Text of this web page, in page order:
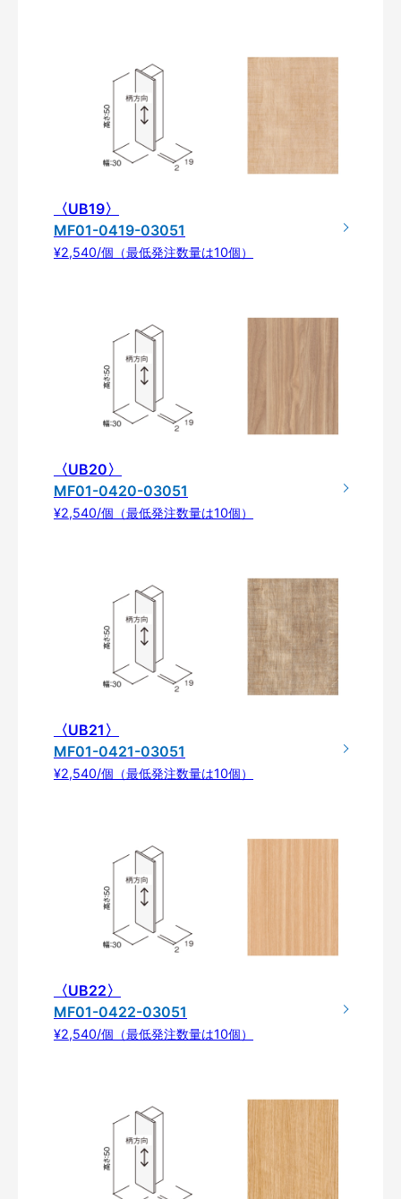
〈UB19〉
MF01-0419-03051
¥2,540/個（最低発注数量は10個）
〈UB20〉
MF01-0420-03051
¥2,540/個（最低発注数量は10個）
〈UB21〉
MF01-0421-03051
¥2,540/個（最低発注数量は10個）
〈UB22〉
MF01-0422-03051
¥2,540/個（最低発注数量は10個）